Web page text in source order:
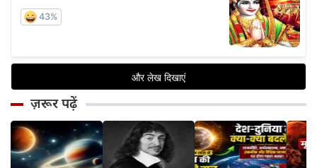
ज़रूर पढ़ें